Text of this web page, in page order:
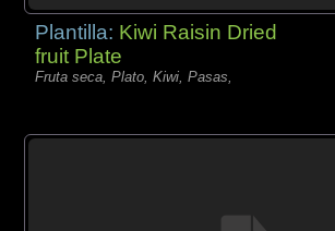
Plantilla: Kiwi Raisin Dried
fruit Plate
Fruta seca, Plato, Kiwi, Pasas,